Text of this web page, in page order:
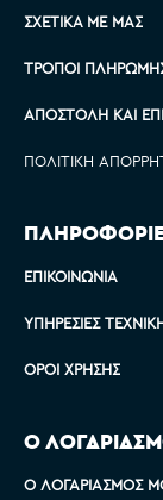
ΣΧΕΤΙΚΆ ΜΕ ΜΑΣ
ΤΡΌΠΟΙ
ΑΠΟΣΤΟΛΉ ΚΑΙ
ΠΟΛΙΤΙΚΉ
ΕΠΙΚΟΙΝΩΝΊΑ
ΥΠΗΡΕΣΊΕΣ
ΌΡΟΙ ΧΡΉΣΗΣ
Ο
Ο ΛΟΓΑΡΙΑΣΜΌΣ